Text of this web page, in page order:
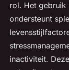
rol. Het gebruik
ondersteunt
inactiviteit.